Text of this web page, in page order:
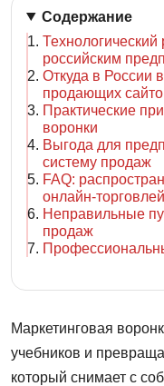
Содержание
российским
Откуда в России
продающих
Практические
воронки
Выгода для
систему продаж
FAQ:
онлайн-торговлей
Неправильные
продаж
Маркетинговая
учебников и
который снимает с